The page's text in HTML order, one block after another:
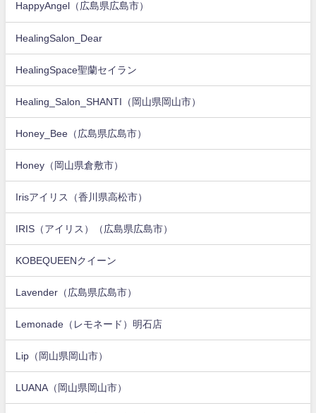
HappyAngel（広島県広島市）
HealingSalon_Dear
HealingSpace聖蘭セイラン
Healing_Salon_SHANTI（岡山県岡山市）
Honey_Bee（広島県広島市）
Honey（岡山県倉敷市）
Irisアイリス（香川県高松市）
IRIS（アイリス）（広島県広島市）
KOBEQUEENクイーン
Lavender（広島県広島市）
Lemonade（レモネード）明石店
Lip（岡山県岡山市）
LUANA（岡山県岡山市）